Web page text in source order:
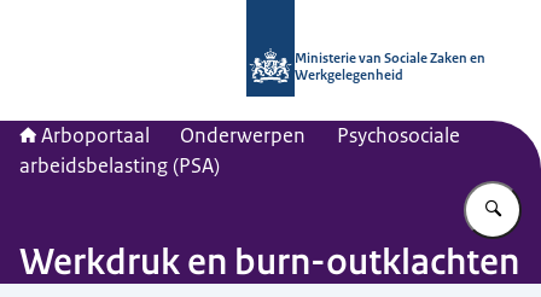
Ministerie van Sociale Zaken en
Werkgelegenheid
Arboportaal Onderwerpen
Psychosociale
arbeidsbelasting (PSA)
Werkdruk en burn-outklachten